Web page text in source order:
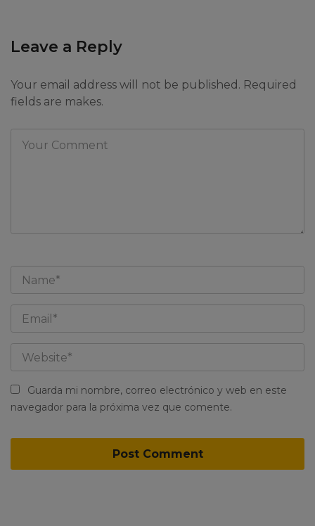
Leave a Reply
Your email address will not be published. Required
fields are makes.
Guarda mi nombre, correo electrónico y web en este
navegador para la próxima vez que comente.